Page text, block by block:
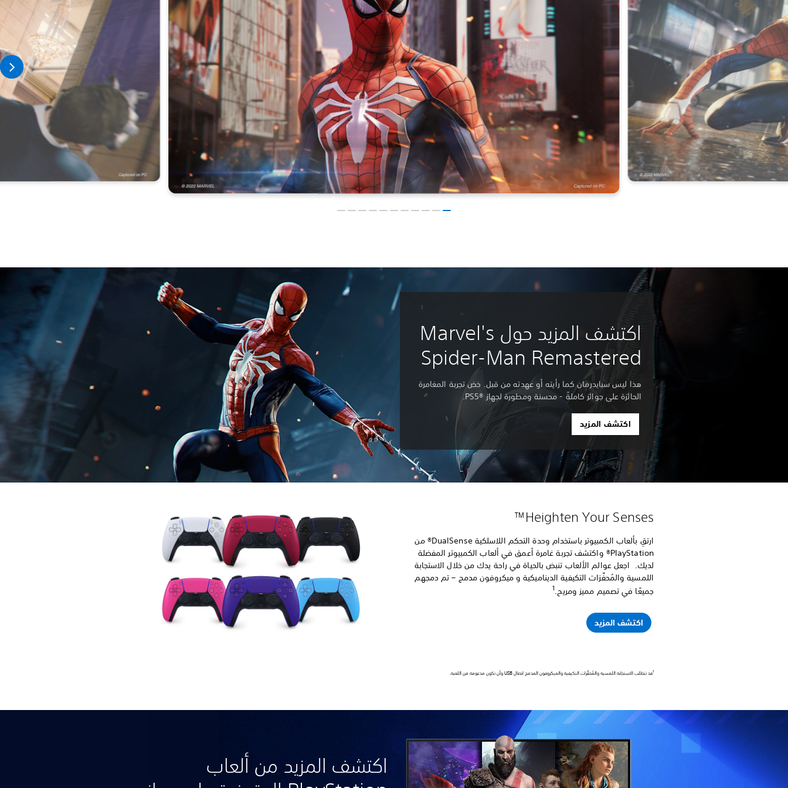
اكتشف المزيد حول Marvel's
Spider-Man Remastered
هذا ليس سبايدرمان كما رأيته أو عهدته من قبل. خض تجربة المغامرة
الحائزة على جوائز كاملةً - محسنة ومطورة لجهاز PS5®‎‏.
اكتشف المزيد
Heighten Your Senses™
ارتقِ بألعاب الكمبيوتر باستخدام وحدة التحكم اللاسلكية DualSense® من
PlayStation® واكتشف تجربة غامرة أعمق في ألعاب الكمبيوتر المفضلة
لديك.‏ اجعل عوالم الألعاب تنبض بالحياة في راحة يدك من خلال الاستجابة
اللمسية والمُحفِّزات التكيفية الديناميكية و ميكروفون مدمج – تم دمجهم
جميعًا في تصميم مميز ومريح.‏1
اكتشف المزيد
1قد تتطلب الاستجابة اللمسية والمُحفِّزات التكيفية والميكروفون المدمج اتصال USB وأن تكون مدعومة من اللعبة.
اكتشف المزيد من ألعاب